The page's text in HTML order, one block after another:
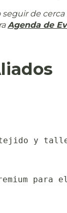
de
Agenda de
tejido y